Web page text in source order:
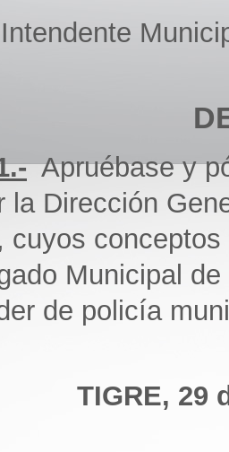
Apruébase y
la Dirección
cuyos
Municipal
de policía
TIGRE, 29